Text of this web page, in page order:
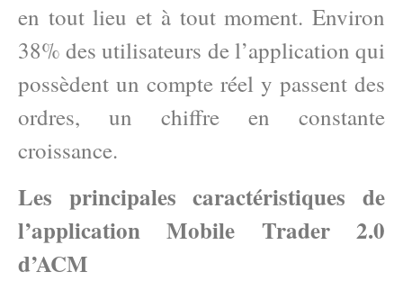
en tout lieu et à tout moment. Environ
38% des utilisateurs de l’application qui
possèdent un compte réel y passent des
ordres, un chiffre en constante
croissance.
Les principales caractéristiques de
l’application Mobile Trader 2.0
d’ACM